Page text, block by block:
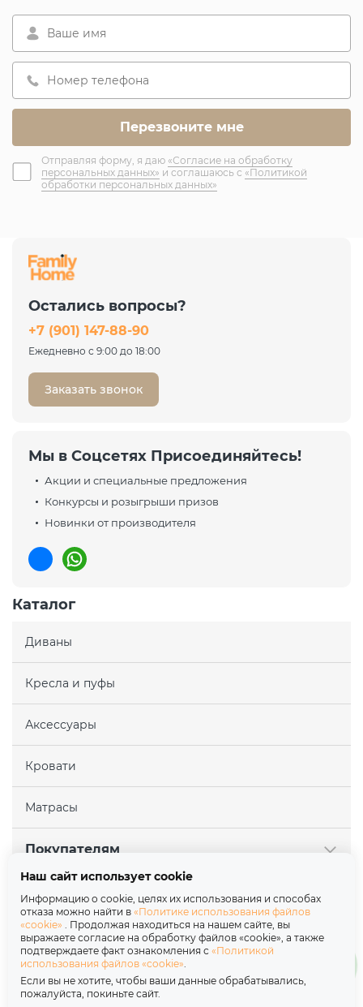
Отправляя форму, я даю «Согласие на обработку
персональных данных» и соглашаюсь с «Политикой
обработки персональных данных»
Остались вопросы?
+7 (901) 147-88-90
Ежедневно с 9:00 до 18:00
Заказать звонок
Мы в Соцсетях Присоединяйтесь!
Акции и специальные предложения
Конкурсы и розыгрыши призов
Новинки от производителя
Каталог
Диваны
Кресла и пуфы
Аксессуары
Кровати
Матрасы
Покупателям
Партнерам
О нас
Copyright © 2026
Политика обработки персональных данных
Наш сайт использует cookie
Информацию о cookie, целях их использования и способах
отказа можно найти в «Политике использования файлов
«cookie» . Продолжая находиться на нашем сайте, вы
выражаете согласие на обработку файлов «cookie», а также
подтверждаете факт ознакомления с «Политикой
использования файлов «cookie».
Если вы не хотите, чтобы ваши данные обрабатывались,
пожалуйста, покиньте сайт.